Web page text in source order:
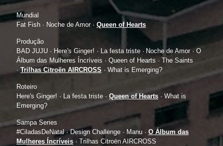
Mundial
Fat Fish · Noche de Amor · Queen of Hearts
Produção
BAD JUJU · Here's Ginger! · La festa triste · Noche de Amor · O
Álbum das Mulheres Íncríveis · Queen of Hearts · The Saints
· Trilhas Citroën AIRCROSS · What is Emerging?
Roteiro
Here's Ginger! · La festa triste · Queen of Hearts · What is
Emerging?
Sampa Series
#CiladasDeNatal ·Design Challenge · Manu · O Álbum das
Mulheres Íncríveis · Trilhas Citroën AIRCROSS